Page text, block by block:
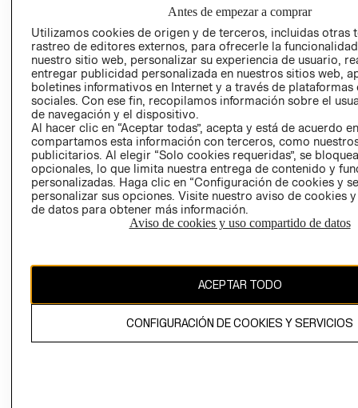
AVISO DE
LIBRO DE
Ecuador ($)
CAMBIAR REGIÓN
propiedad de H&M Hennes & Mauritz AB.
Antes de empezar a comprar
Utilizamos cookies de origen y de terceros, incluidas otras
rastreo de editores externos, para ofrecerle la
nuestro sitio web, personalizar su experiencia de usuario,
entregar publicidad personalizada en nuestros sitios web,
boletines informativos en Internet y a través de plataformas
sociales. Con ese fin, recopilamos información sobre el
de navegación y el dispositivo.
Al hacer clic en “Aceptar todas”, acepta y está de acuerdo
compartamos esta información con terceros, como
publicitarios. Al elegir “Solo cookies requeridas”, se
opcionales, lo que limita nuestra entrega de contenido y
personalizadas. Haga clic en “Configuración de cookies y
personalizar sus opciones. Visite nuestro aviso de cookies
de datos para obtener más información.
Aviso de cookies y uso compartido de datos
ACEPTAR TODO
CONFIGURACIÓN DE COOKIES Y SERVICIOS